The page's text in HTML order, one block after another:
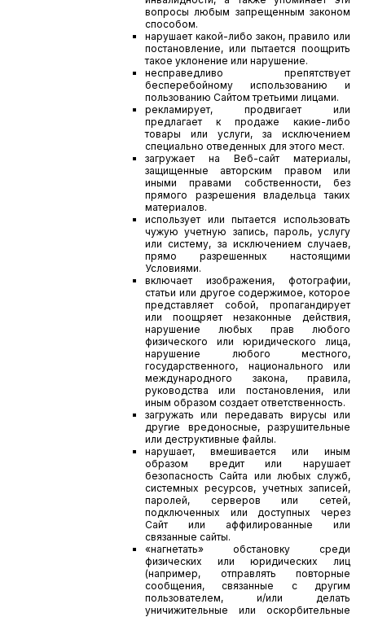
вопросы любым запрещенным законом
способом.
нарушает какой-либо закон, правило или
постановление, или пытается поощрить
такое уклонение или нарушение.
несправедливо препятствует
бесперебойному использованию и
пользованию Сайтом третьими лицами.
рекламирует, продвигает или
предлагает к продаже какие-либо
товары или услуги, за исключением
специально отведенных для этого мест.
загружает на Веб-сайт материалы,
защищенные авторским правом или
иными правами собственности, без
прямого разрешения владельца таких
материалов.
использует или пытается использовать
чужую учетную запись, пароль, услугу
или систему, за исключением случаев,
прямо разрешенных настоящими
Условиями.
включает изображения, фотографии,
статьи или другое содержимое, которое
представляет собой, пропагандирует
или поощряет незаконные действия,
нарушение любых прав любого
физического или юридического лица,
нарушение любого местного,
государственного, национального или
международного закона, правила,
руководства или постановления, или
иным образом создает ответственность.
загружать или передавать вирусы или
другие вредоносные, разрушительные
или деструктивные файлы.
нарушает, вмешивается или иным
образом вредит или нарушает
безопасность Сайта или любых служб,
системных ресурсов, учетных записей,
паролей, серверов или сетей,
подключенных или доступных через
Сайт или аффилированные или
связанные сайты.
«нагнетать» обстановку среди
физических или юридических лиц
(например, отправлять повторные
сообщения, связанные с другим
пользователем, и/или делать
уничижительные или оскорбительные